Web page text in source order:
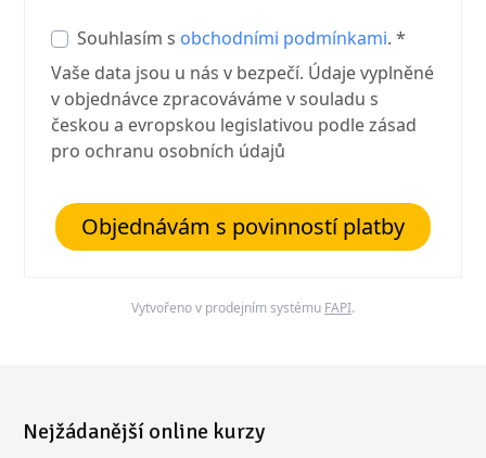
Souhlasím s obchodními podmínkami. *
Vaše data jsou u nás v bezpečí. Údaje vyplněné
v objednávce zpracováváme v souladu s
českou a evropskou legislativou podle zásad
pro ochranu osobních údajů
Objednávám s povinností platby
Vytvořeno v prodejním systému FAPI.
Nejžádanější online kurzy